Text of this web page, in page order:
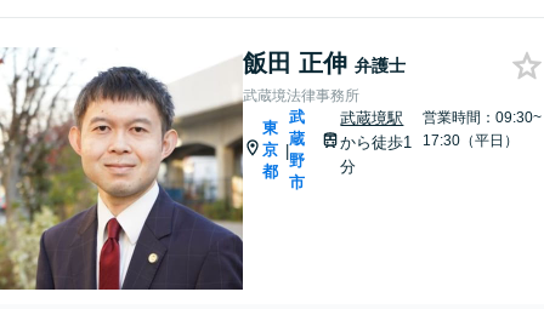
飯田 正伸 弁護士
武蔵境法律事務所
東
京
都
|
武
蔵
野
市
武蔵境駅
から徒歩1
分
営業時間：09:30~
17:30（平日）